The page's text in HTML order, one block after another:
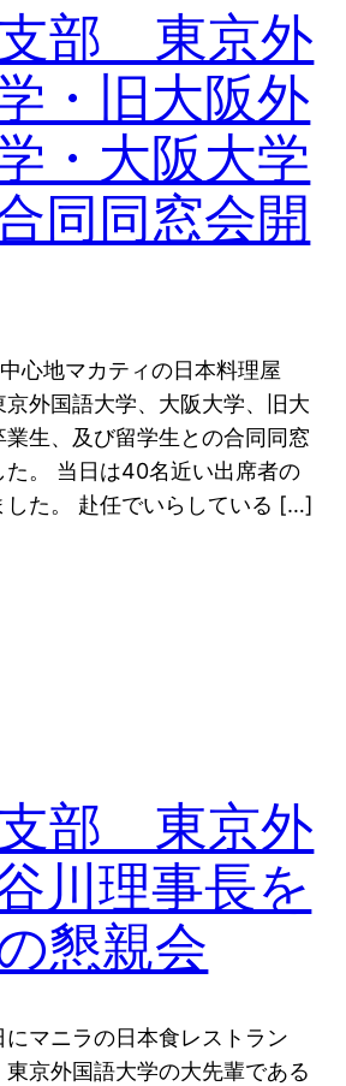
部 東京外
・旧大阪外
・大阪大学
同同窓会開
心地マカティの日本料理屋
京外国語大学、大阪大学、旧大
生、及び留学生との合同同窓
た。 当日は40名近い出席者の
した。 赴任でいらしている […]
部 東京外
川理事長を
懇親会
マニラの日本食レストラン
東京外国語大学の大先輩である